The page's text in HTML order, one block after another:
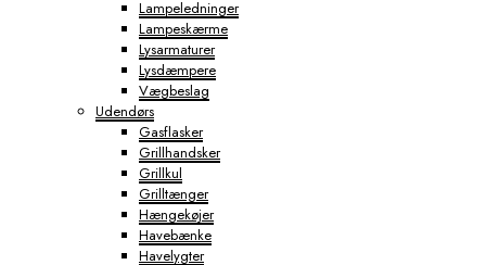
Lampeledninger
Lampeskærme
Lysarmaturer
Lysdæmpere
Vægbeslag
Udendørs
Gasflasker
Grillhandsker
Grillkul
Grilltænger
Hængekøjer
Havebænke
Havelygter